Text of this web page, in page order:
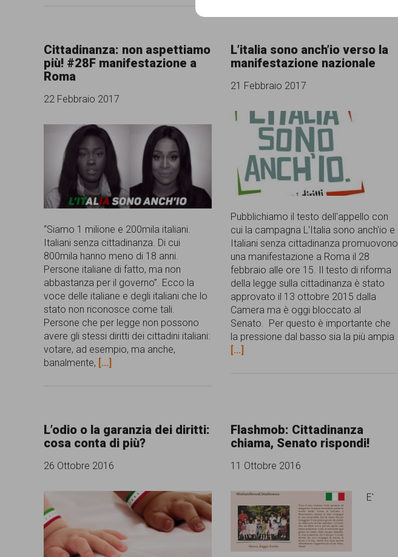
Cittadinanza: non aspettiamo
più! #28F manifestazione a
Roma
22 Febbraio 2017
“Siamo 1 milione e 200mila italiani.
Italiani senza cittadinanza. Di cui
800mila hanno meno di 18 anni.
Persone italiane di fatto, ma non
abbastanza per il governo”. Ecco la
voce delle italiane e degli italiani che lo
stato non riconosce come tali.
Persone che per legge non possono
avere gli stessi diritti dei cittadini italiani:
votare, ad esempio, ma anche,
banalmente, [...]
L’italia sono anch’io verso la
manifestazione nazionale
21 Febbraio 2017
Pubblichiamo il testo dell'appello con
cui la campagna L'Italia sono anch'io e
Italiani senza cittadinanza promuovono
una manifestazione a Roma il 28
febbraio alle ore 15. Il testo di riforma
della legge sulla cittadinanza è stato
approvato il 13 ottobre 2015 dalla
Camera ma è oggi bloccato al
Senato. Per questo è importante che
la pressione dal basso sia la più ampia
[...]
L’odio o la garanzia dei diritti:
cosa conta di più?
26 Ottobre 2016
Flashmob: Cittadinanza
chiama, Senato rispondi!
11 Ottobre 2016
E'